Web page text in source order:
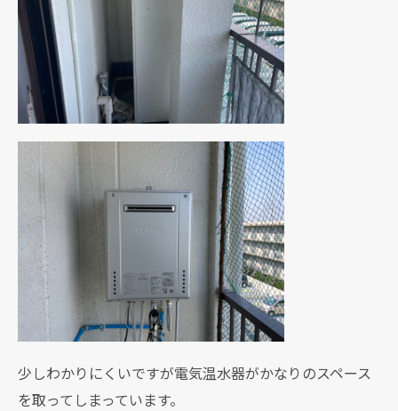
少しわかりにくいですが電気温水器がかなりのスペース
を取ってしまっています。